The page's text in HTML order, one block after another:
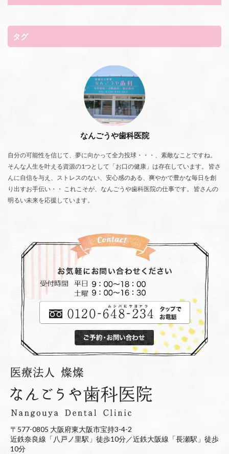
タグ
なんごうや歯科医院
自分の可能性を信じて、夢に向かって全力投球・・・、素敵なことですね。
そんな人生を叶える資源の1つとして「お口の健康」は存在しています。 皆さ
んに自信を与え、ストレスのない、安心感のある、爽やかで豊かな毎日を創
り出すお手伝い・・ これこそが、なんごうや歯科医院の仕事です。 皆さんの
明るい未来を応援しています。
〒577-0805 大阪府東大阪市宝持3-4-2
近鉄奈良線「八戸ノ里駅」徒歩10分／近鉄大阪線「長瀬駅」徒歩
10分